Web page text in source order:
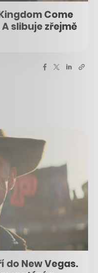
Come
slibuje zřejmě
do New Vegas.